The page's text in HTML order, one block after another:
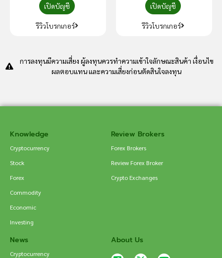
เปิดบัญชี
รีวิวโบรกเกอร์
เปิดบัญชี
รีวิวโบรกเกอร์
การลงทุนมีความเสี่ยง ผู้ลงทุนควรทำความเข้าใจลักษณะสินค้า เงื่อนไข
ผลตอบแทน และความเสี่ยงก่อนตัดสินใจลงทุน
Knowledge
Cryptocurrency
Stock
Forex
Commodity
Economic
Investing
Review Brokers
Forex Brokers
Review Forex Broker
Crypto Exchanges
News
Cryptocurrency
About Us